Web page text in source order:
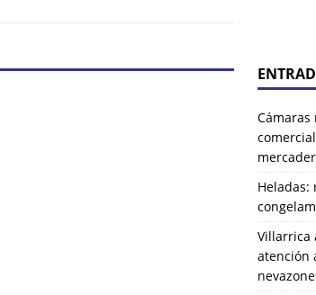
Heladas:
Villarrica
atención